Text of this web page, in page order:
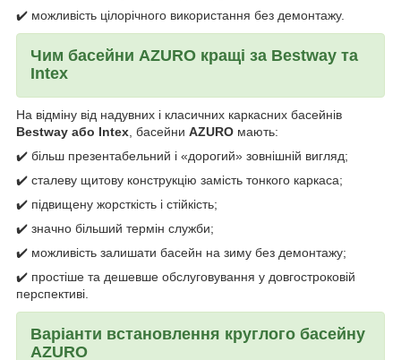
✔️ можливість цілорічного використання без демонтажу.
Чим басейни AZURO кращі за Bestway та
Intex
На відміну від надувних і класичних каркасних басейнів
Bestway або Intex, басейни AZURO мають:
✔️ більш презентабельний і «дорогий» зовнішній вигляд;
✔️ сталеву щитову конструкцію замість тонкого каркаса;
✔️ підвищену жорсткість і стійкість;
✔️ значно більший термін служби;
✔️ можливість залишати басейн на зиму без демонтажу;
✔️ простіше та дешевше обслуговування у довгостроковій
перспективі.
Варіанти встановлення круглого басейну
AZURO